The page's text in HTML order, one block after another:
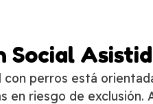
Social
con perros está
en riesgo de exclusión.